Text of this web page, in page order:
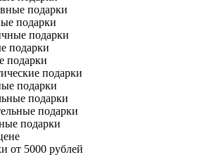
подарки
подарки
подарки
подарки
подарки
подарки
подарки
подарки
подарки
подарки
от 5000 рублей